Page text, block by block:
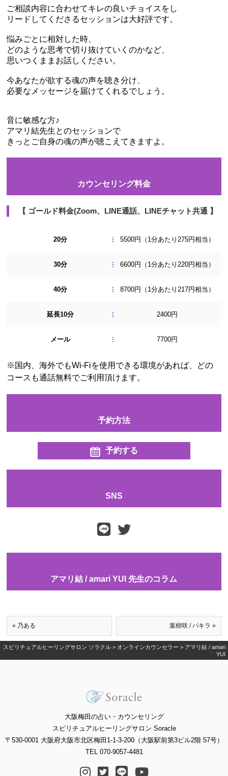
ご相談内容に合わせてキレの良いチョイスをし
リードしてくださるセッションは大好評です。
悩みごとに相対した時、
どのような思考で切り抜けていくのかなど、
思いつくままお話しください。
今あなたが欲する魂の声を聴き分け、
必要なメッセージを届けてくれるでしょう。
音に敏感な方♪
アマリ結先生とのセッションで
きっとご自身の魂の声が聴こえてきますよ。
カウンセリング料金
【 ゴールド料金(Zoom、LINE通話、LINEチャット共通 】
20分 5500円 （1分あたり275円相当）
30分 6600円 （1分あたり220円相当）
40分 8700円 （1分あたり217円相当）
延長10分 2400円
メール 7700円
※国内、海外でもWi-Fiを使用できる環境があれば、どの
コースも通話無料でご利用頂けます。
予約方法
予約する
SNS
アマリ結 / amari YUI 先生のコラム
« 乃ある 葉樹咲 / パキラ »
スピリチュアルヒーリングサロン ソラクル > オンラインカウンセラー > アマリ結 / amari
YUI
大阪梅田の占い・カウンセリング
スピリチュアルヒーリングサロン Soracle
〒530-0001 大阪府大阪市北区梅田1-1-3-200（大阪駅前第3ビル2階 57号）
TEL 070-9057-4481